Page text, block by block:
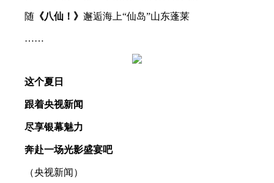
随 《八仙！》 邂逅海上“仙岛”山东蓬莱
……
这个夏日
跟着央视新闻
尽享银幕魅力
奔赴一场光影盛宴吧
（央视新闻）